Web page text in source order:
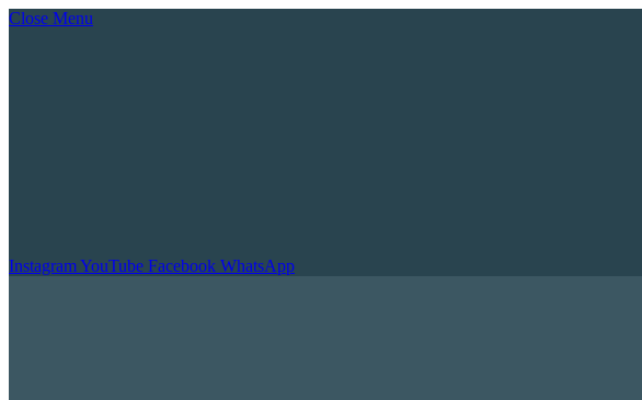
Close Menu
InstagramYouTube Facebook WhatsApp